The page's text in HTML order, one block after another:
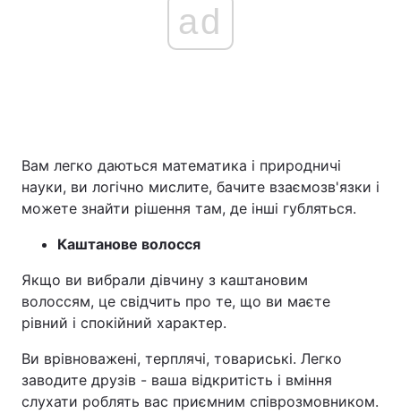
ad
Вам легко даються математика і природничі
науки, ви логічно мислите, бачите взаємозв'язки і
можете знайти рішення там, де інші губляться.
Каштанове волосся
Якщо ви вибрали дівчину з каштановим
волоссям, це свідчить про те, що ви маєте
рівний і спокійний характер.
Ви врівноважені, терплячі, товариські. Легко
заводите друзів - ваша відкритість і вміння
слухати роблять вас приємним співрозмовником.